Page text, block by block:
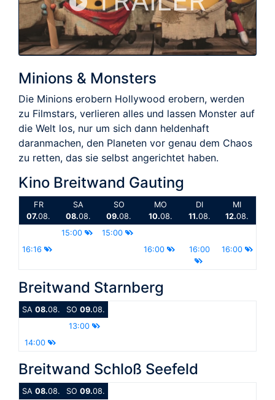
Minions & Monsters
Die Minions erobern Hollywood erobern, werden
zu Filmstars, verlieren alles und lassen Monster auf
die Welt los, nur um sich dann heldenhaft
daranmachen, den Planeten vor genau dem Chaos
zu retten, das sie selbst angerichtet haben.
Kino Breitwand Gauting
FR
07.08.
SA
08.08.
SO
09.08.
MO
10.08.
DI
11.08.
MI
12.08.
15:00
15:00
16:16
16:00 16:00 16:00
Breitwand Starnberg
SA 08.08. SO 09.08.
13:00
14:00
Breitwand Schloß Seefeld
SA 08.08. SO 09.08.